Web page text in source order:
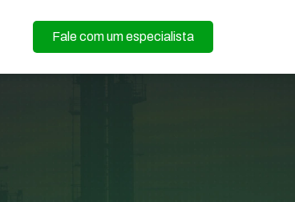
Fale com um especialista